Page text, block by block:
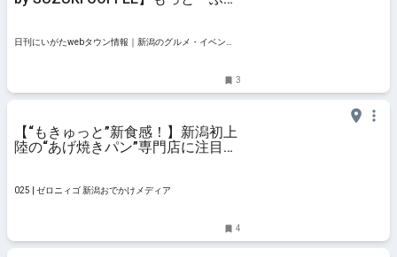
日刊にいがたwebタウン情報｜新潟のグルメ・イベン
3
【“もきゅっと”新食感！】新潟初上
陸の“あげ焼きパン”専門店に注目！
パン屋 #マルゲリータ #ランチ #揚
025 | ゼロニィゴ 新潟おでかけメディア
4